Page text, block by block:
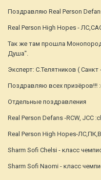
Поздравляю Real Person
Real Person High Hopes -
Так же там прошла
Душа".
Эксперт: С.Телятников ( Санкт
Поздравляю всех призёров!!!
Отдельные поздравления
Real Person Defans -RCW, JCC
Real Person High Hopes-
Sharm Sofi Chelsi - класс
Sharm Sofi Naomi - класс